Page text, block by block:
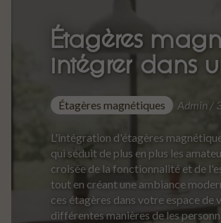
Étagères
intégrer dans
Étagères magnétiques Admin /
L'intégration d'étagères
qui séduit de plus en plus les
croisée de la fonctionnalité et de
tout en créant une ambiance
ces étagères dans votre espace
différentes manières de les